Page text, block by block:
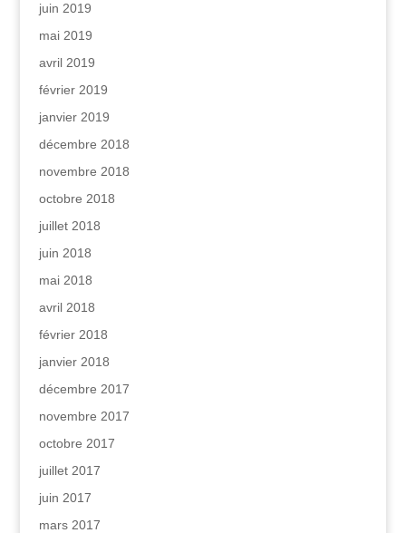
juin 2019
mai 2019
avril 2019
février 2019
janvier 2019
décembre 2018
novembre 2018
octobre 2018
juillet 2018
juin 2018
mai 2018
avril 2018
février 2018
janvier 2018
décembre 2017
novembre 2017
octobre 2017
juillet 2017
juin 2017
mars 2017